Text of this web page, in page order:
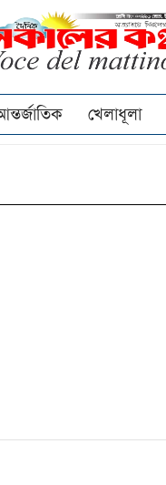
খেলাধূলা